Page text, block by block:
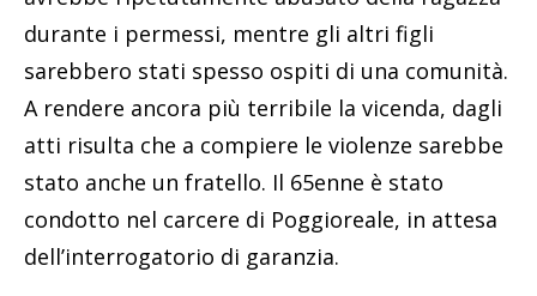
durante i permessi, mentre gli altri figli
sarebbero stati spesso ospiti di una comunità.
A rendere ancora più terribile la vicenda, dagli
atti risulta che a compiere le violenze sarebbe
stato anche un fratello. Il 65enne è stato
condotto nel carcere di Poggioreale, in attesa
dell’interrogatorio di garanzia.